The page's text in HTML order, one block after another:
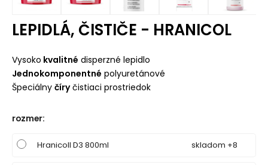
LEPIDLÁ, ČISTIČE - HRANICOL
Vysoko kvalitné disperzné lepidlo
Jednokomponentné polyuretánové
Špeciálny číryčistiaci prostriedok
rozmer:
Hranicoll D3 800ml skladom +8